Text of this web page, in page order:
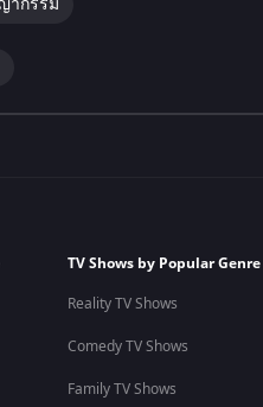
TV Shows by Popular Genre
Reality TV Shows
Comedy TV Shows
Family TV Shows